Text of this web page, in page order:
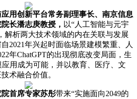
用创新平台常务副理事长、南京信息
长潘志庚教授， 以“人工智能与元宇
解析两大技术领域的内在关联与发展
2021年兴起时面临场景建模繁重、人
年ChatGPT的出现彻底改变局面，生
用成为可能，并以教育、医疗、文
术融合价值。
首席专家苏彤带来“实施面向2049的